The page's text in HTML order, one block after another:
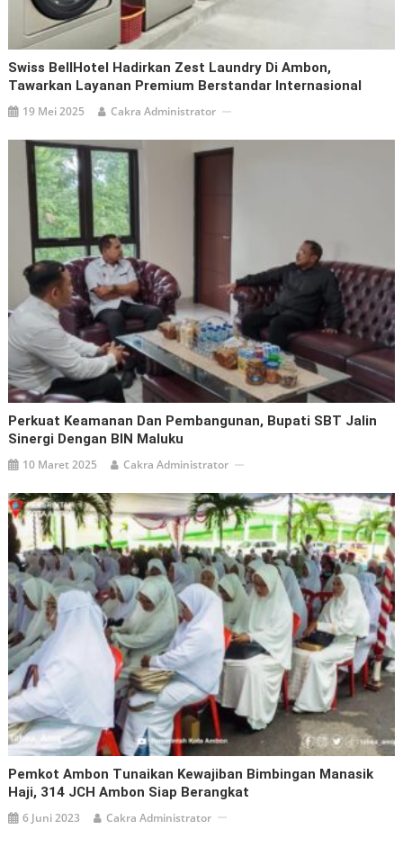
Swiss BellHotel Hadirkan Zest Laundry Di Ambon,
Tawarkan Layanan Premium Berstandar Internasional
19 Mei 2025 Cakra Administrator
Perkuat Keamanan Dan Pembangunan, Bupati SBT Jalin
Sinergi Dengan BIN Maluku
10 Maret 2025 Cakra Administrator
Pemkot Ambon Tunaikan Kewajiban Bimbingan Manasik
Haji, 314 JCH Ambon Siap Berangkat
6 Juni 2023 Cakra Administrator